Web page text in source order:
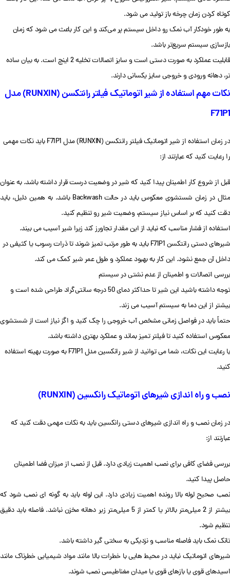
کوتاه کردن زمان چرخه باز تولید می شود.
به طور خودکار آب نمک رو داخل سیستم پر می‌کند و این کار باعث می شود که زمان
بازسازی سیستم سریع‌تر باشد.
قابلیت عملکرد به صورت دستی است و سایز اتصالات تخلیه 2 اینچ است. به بیان ساده
تر، دهانه ورودی و خروجی سایز یکسانی دارند.
نکات مهم استفاده از شیر اتوماتیک فیلتر رانتکسن (RUNXIN) مدل
F71P1
در زمان استفاده از شیر اتوماتیک فیلتر رانتکسن (RUNXIN) مدل F71P1 باید نکات مهمی
را رعایت کنید که عبارتند از:
قبل از شروع کار اطمینان پیدا کنید که شیر در وضعیت درست قرار داشته باشد. به عنوان
مثال در زمان شستشوی معکوس باید در حالت Backwash باشد. به همین دلیل، باید
دقت کنید که بر اساس نیاز سیستم، وضعیت شیر رو تنظیم کنید.
استفاده از فشار مناسب که نباید از این مقدار تجاورز کند زیرا شیر آسیب می بیند.
شیرهای دستی رانتکسن F71P1 باید به طور مرتب تمیز شوند تا ذرات رسوب یا کثیفی در
داخل آن جمع نشود. این کار به بهبود عملکرد و طول عمر شیر کمک می کند.
بررسی اتصالات و اطمینان از عدم نشتی در سیستم
توجه داشته باشید این شیر تا حداکثر دمای 50 درجه سانتی‌گراد طراحی شده است و
بیشتر از این دما به سیستم آسیب می زند.
حتماً باید در فواصل زمانی مشخص آب خروجی را چک کنید و اگز نیاز است از شستشوی
معکوس استفاده کنید تا فیلتر تمیز بماند و عملکرد بهتری داشته باشد.
با رعایت این نکات، شما می توانید از شیر رانکسین مدل F71P1 به صورت بهینه استفاده
کنید.
نصب و راه اندازی شیرهای اتوماتیک رانکسین (RUNXIN)
در زمان نصب و راه اندازی شیرهای دستی رانکسین باید به نکات مهمی دقت کنید که
عبارتند از:
بررسی فضای کافی برای نصب اهمیت زیادی دارد. قبل از نصب از میزان فضا اطمینان
حاصل پیدا کنید.
نصب صحیح لوله بالا رونده اهمیت زیادی دارد. این لوله باید به گونه ای نصب شود که
بیشتر از 2 میلی‌متر بالاتر یا کمتر از 5 میلی‌متر زیر دهانه مخزن نباشد. فاصله باید دقیق
تنظیم شود.
تانک نمک باید فاصله مناسب و نزدیکی به سختی گیر داشته باشد.
شیرهای اتوماتیک نباید در محیط هایی با خطرات بالا مانند مواد شیمیایی خطرناک مانند
اسیدهای قوی یا بازهای قوی یا میدان مغناطیسی نصب شوند.